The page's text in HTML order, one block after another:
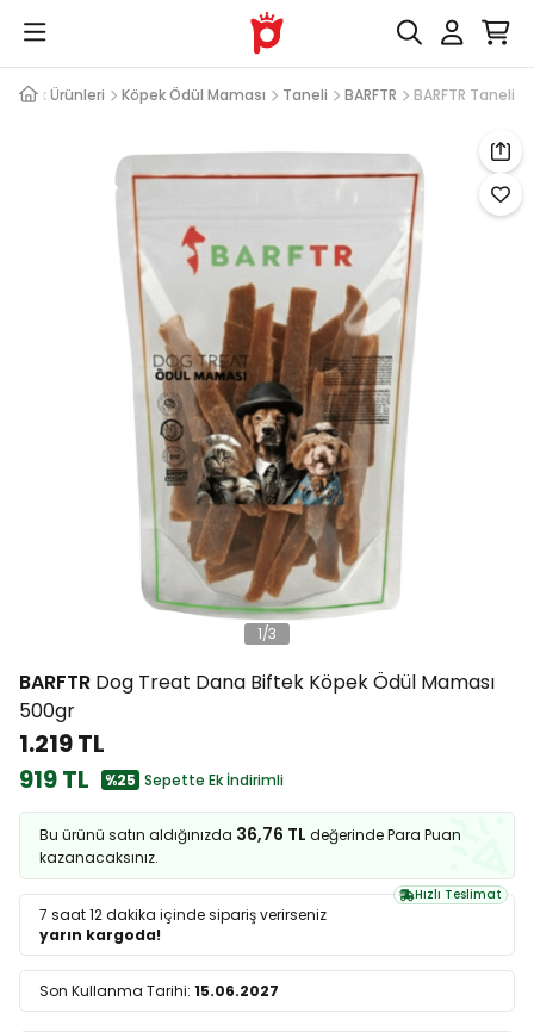
Köpek Ürünleri Köpek Ödül Maması Taneli BARFTR BARFTR Taneli
1/3
BARFTR Dog Treat Dana Biftek Köpek Ödül Maması
500gr
1.219 TL
919 TL
%25 Sepette Ek İndirimli
Bu ürünü satın aldığınızda 36,76 TL değerinde Para Puan
kazanacaksınız.
Hızlı Teslimat
7 saat 12 dakika içinde sipariş verirseniz
yarın kargoda!
Son Kullanma Tarihi: 15.06.2027